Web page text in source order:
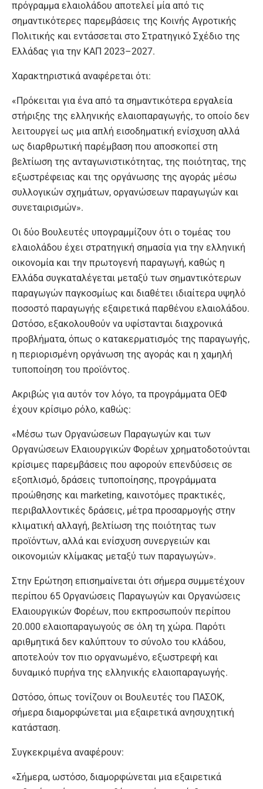
πρόγραμμα ελαιολάδου αποτελεί μία από τις
σημαντικότερες παρεμβάσεις της Κοινής Αγροτικής
Πολιτικής και εντάσσεται στο Στρατηγικό Σχέδιο της
Ελλάδας για την ΚΑΠ 2023–2027.
Χαρακτηριστικά αναφέρεται ότι:
«Πρόκειται για ένα από τα σημαντικότερα εργαλεία
στήριξης της ελληνικής ελαιοπαραγωγής, το οποίο δεν
λειτουργεί ως μια απλή εισοδηματική ενίσχυση αλλά
ως διαρθρωτική παρέμβαση που αποσκοπεί στη
βελτίωση της ανταγωνιστικότητας, της ποιότητας, της
εξωστρέφειας και της οργάνωσης της αγοράς μέσω
συλλογικών σχημάτων, οργανώσεων παραγωγών και
συνεταιρισμών».
Οι δύο Βουλευτές υπογραμμίζουν ότι ο τομέας του
ελαιολάδου έχει στρατηγική σημασία για την ελληνική
οικονομία και την πρωτογενή παραγωγή, καθώς η
Ελλάδα συγκαταλέγεται μεταξύ των σημαντικότερων
παραγωγών παγκοσμίως και διαθέτει ιδιαίτερα υψηλό
ποσοστό παραγωγής εξαιρετικά παρθένου ελαιολάδου.
Ωστόσο, εξακολουθούν να υφίστανται διαχρονικά
προβλήματα, όπως ο κατακερματισμός της παραγωγής,
η περιορισμένη οργάνωση της αγοράς και η χαμηλή
τυποποίηση του προϊόντος.
Ακριβώς για αυτόν τον λόγο, τα προγράμματα ΟΕΦ
έχουν κρίσιμο ρόλο, καθώς:
«Μέσω των Οργανώσεων Παραγωγών και των
Οργανώσεων Ελαιουργικών Φορέων χρηματοδοτούνται
κρίσιμες παρεμβάσεις που αφορούν επενδύσεις σε
εξοπλισμό, δράσεις τυποποίησης, προγράμματα
προώθησης και marketing, καινοτόμες πρακτικές,
περιβαλλοντικές δράσεις, μέτρα προσαρμογής στην
κλιματική αλλαγή, βελτίωση της ποιότητας των
προϊόντων, αλλά και ενίσχυση συνεργειών και
οικονομιών κλίμακας μεταξύ των παραγωγών».
Στην Ερώτηση επισημαίνεται ότι σήμερα συμμετέχουν
περίπου 65 Οργανώσεις Παραγωγών και Οργανώσεις
Ελαιουργικών Φορέων, που εκπροσωπούν περίπου
20.000 ελαιοπαραγωγούς σε όλη τη χώρα. Παρότι
αριθμητικά δεν καλύπτουν το σύνολο του κλάδου,
αποτελούν τον πιο οργανωμένο, εξωστρεφή και
δυναμικό πυρήνα της ελληνικής ελαιοπαραγωγής.
Ωστόσο, όπως τονίζουν οι Βουλευτές του ΠΑΣΟΚ,
σήμερα διαμορφώνεται μια εξαιρετικά ανησυχητική
κατάσταση.
Συγκεκριμένα αναφέρουν:
«Σήμερα, ωστόσο, διαμορφώνεται μια εξαιρετικά